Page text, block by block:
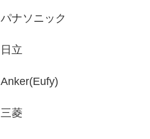
パナソニック
日立
Anker(Eufy)
三菱